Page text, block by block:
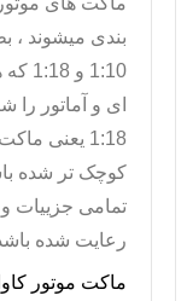
ای و آماتور
1:18
کوچک تر شده
تمامی جزییات و
رعایت شده
ماکت موتور